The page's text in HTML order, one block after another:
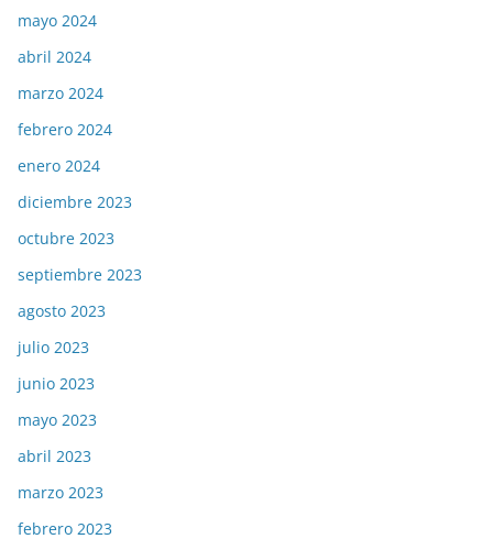
mayo 2024
abril 2024
marzo 2024
febrero 2024
enero 2024
diciembre 2023
octubre 2023
septiembre 2023
agosto 2023
julio 2023
junio 2023
mayo 2023
abril 2023
marzo 2023
febrero 2023